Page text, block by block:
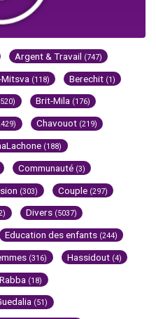
Argent & Travail (747)
Mitsva (118) Berechit (1)
Brit-Mila (176)
Chavouot (219)
(188)
Communauté (3)
(303) Couple (297)
Divers (5037)
Education des enfants (244)
(316) Hassidout (4)
(18)
(51)